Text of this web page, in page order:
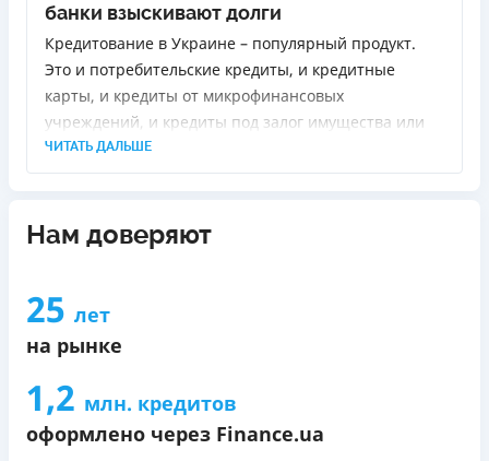
банки взыскивают долги
Кредитование в Украине – популярный продукт.
Это и потребительские кредиты, и кредитные
карты, и кредиты от микрофинансовых
учреждений, и кредиты под залог имущества или
ипотечное кредитование. Все эти виды кредитов
содержат определенные риски – как для того, кто
берут. В нашем материале поговорим о методах,
которые применяют банки для взыскания средств с
кредиту.
ЧИТАТЬ ДАЛЬШЕ
Нам доверяют
25 лет
на рынке
1,2 млн. кредитов
оформлено через Finance.ua